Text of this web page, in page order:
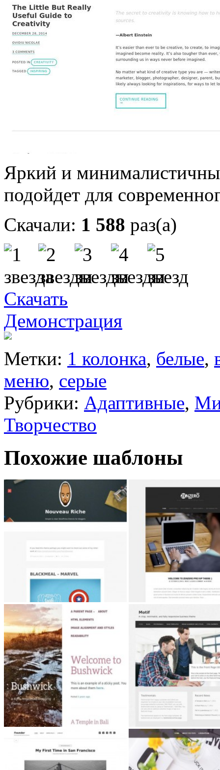
Яркий и
подойдет для
Скачали: 1 588 раз(а)
Скачать
Демонстрация
Метки: 1 колонка, белые,
меню, серые
Рубрики: Адаптивные,
Творчество
Похожие шаблоны